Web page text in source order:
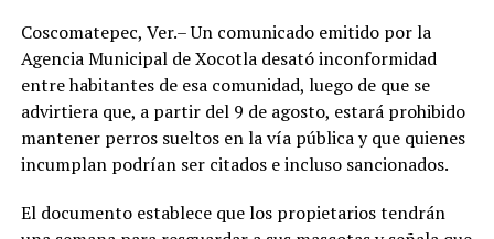
Coscomatepec, Ver.– Un comunicado emitido por la
Agencia Municipal de Xocotla desató inconformidad
entre habitantes de esa comunidad, luego de que se
advirtiera que, a partir del 9 de agosto, estará prohibido
mantener perros sueltos en la vía pública y que quienes
incumplan podrían ser citados e incluso sancionados.
El documento establece que los propietarios tendrán